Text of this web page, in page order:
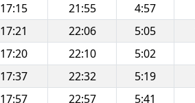
17:15 21:55 4:57
17:21 22:06 5:05
17:20 22:10 5:02
17:37 22:32 5:19
17:57 22:57 5:41